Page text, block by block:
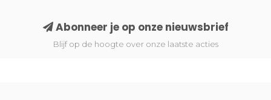
Abonneer je op onze nieuwsbrief
Blijf op de hoogte over onze laatste acties